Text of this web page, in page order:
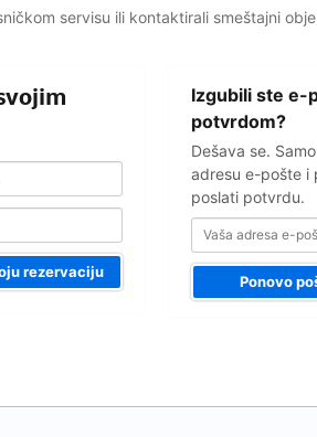
servisu ili kontaktirali smeštajni
rezervaciju
Izgubili ste e-
potvrdom?
Dešava se.
adresu e-pošte i
poslati potvrdu.
adresa
pošte
Ponovo